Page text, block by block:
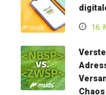
16.
Chaos